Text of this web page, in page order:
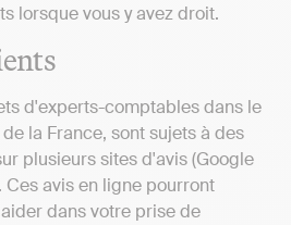
lorsque vous y avez droit.
d'experts-comptables dans le
la France, sont sujets à des
plusieurs sites d'avis (Google
Ces avis en ligne pourront
dans votre prise de